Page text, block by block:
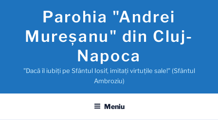
conținut
Parohia "Andrei
Mureşanu" din Cluj-
Napoca
"Dacă îl iubiţi pe Sfântul Iosif, imitaţi virtuţile sale!" (Sfântul
Ambroziu)
Meniu